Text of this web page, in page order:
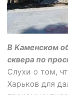
В Каменском
сквера по
Слухи о том,
Харьков для